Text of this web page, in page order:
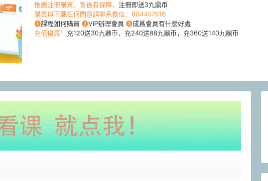
推薦注冊購買，售後有保障， 注冊即送3九鼎币
購買與下載任何問題請聯系微信：804407916
❶課程如何購買 ❷VIP辦理會員 ❸成爲會員有什麽好處
充值優惠！ 充120送30九鼎币，充240送88九鼎币，充360送140九鼎币